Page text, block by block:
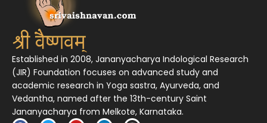
Established in 2008, Jananyacharya Indological Research
(JIR) Foundation focuses on advanced study and
academic research in Yoga sastra, Ayurveda, and
Vedantha, named after the 13th-century Saint
Jananyacharya from Melkote, Karnataka.